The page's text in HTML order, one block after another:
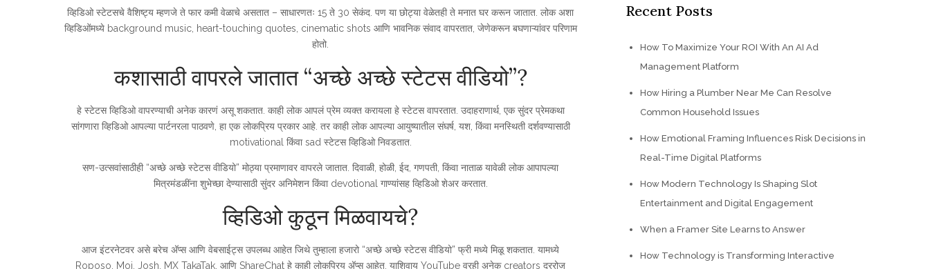
व्हिडिओ स्टेटसचे वैशिष्ट्य म्हणजे ते फार कमी वेळाचे असतात – साधारणतः 15 ते 30 सेकंद. पण या छोट्या वेळेतही ते मनात घर करून जातात. लोक अशा
व्हिडिओंमध्ये background music, heart-touching quotes, cinematic shots आणि भावनिक संवाद वापरतात, जेणेकरून बघणाऱ्यांवर परिणाम
होतो.
कशासाठी वापरले जातात “अच्छे अच्छे स्टेटस वीडियो”?
हे स्टेटस व्हिडिओ वापरण्याची अनेक कारणं असू शकतात. काही लोक आपलं प्रेम व्यक्त करायला हे स्टेटस वापरतात. उदाहराणार्थ, एक सुंदर प्रेमकथा
सांगणारा व्हिडिओ आपल्या पार्टनरला पाठवणे, हा एक लोकप्रिय प्रकार आहे. तर काही लोक आपल्या आयुष्यातील संघर्ष, यश, किंवा मनस्थिती दर्शवण्यासाठी
motivational किंवा sad स्टेटस व्हिडिओ निवडतात.
सण-उत्सवांसाठीही “अच्छे अच्छे स्टेटस वीडियो” मोठ्या प्रमाणावर वापरले जातात. दिवाळी, होळी, ईद, गणपती, किंवा नाताळ यावेळी लोक आपापल्या
मित्रमंडळींना शुभेच्छा देण्यासाठी सुंदर अनिमेशन किंवा devotional गाण्यांसह व्हिडिओ शेअर करतात.
व्हिडिओ कुठून मिळवायचे?
आज इंटरनेटवर असे बरेच अ‍ॅप्स आणि वेबसाईट्स उपलब्ध आहेत जिथे तुम्हाला हजारो “अच्छे अच्छे स्टेटस वीडियो” फ्री मध्ये मिळू शकतात. यामध्ये
Roposo, Moj, Josh, MX TakaTak, आणि ShareChat हे काही लोकप्रिय अ‍ॅप्स आहेत. याशिवाय YouTube वरही अनेक creators दररोज
Recent Posts
How To Maximize Your ROI With An AI Ad
Management Platform
How Hiring a Plumber Near Me Can Resolve
Common Household Issues
How Emotional Framing Influences Risk Decisions in
Real-Time Digital Platforms
How Modern Technology Is Shaping Slot
Entertainment and Digital Engagement
When a Framer Site Learns to Answer
How Technology is Transforming Interactive